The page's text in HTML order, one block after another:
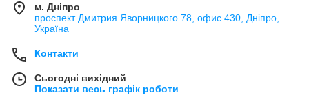
м. Дніпро
проспект Дмитрия Яворницкого 78, офис 430, Дніпро,
Україна
Контакти
Сьогодні вихідний
Показати весь графік роботи